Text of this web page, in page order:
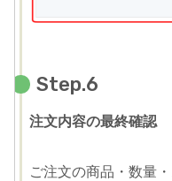
Step.6
注文内容の最終確認
ご注文の商品・数量